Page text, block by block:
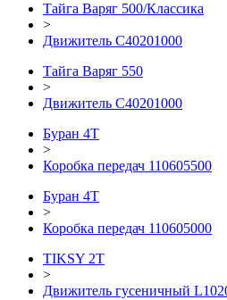
Тайга Варяг 500/Классика
>
Движитель С40201000
Тайга Варяг 550
>
Движитель С40201000
Буран 4Т
>
Коробка передач 110605500
Буран 4Т
>
Коробка передач 110605000
TIKSY 2T
>
Движитель гусеничный